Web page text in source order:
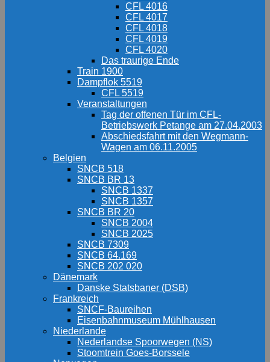
CFL 4016
CFL 4017
CFL 4018
CFL 4019
CFL 4020
Das traurige Ende
Train 1900
Dampflok 5519
CFL 5519
Veranstaltungen
Tag der offenen Tür im CFL-
Betriebswerk Petange am 27.04.2003
Abschiedsfahrt mit den Wegmann-
Wagen am 06.11.2005
Belgien
SNCB 518
SNCB BR 13
SNCB 1337
SNCB 1357
SNCB BR 20
SNCB 2004
SNCB 2025
SNCB 7309
SNCB 64.169
SNCB 202 020
Dänemark
Danske Statsbaner (DSB)
Frankreich
SNCF-Baureihen
Eisenbahnmuseum Mühlhausen
Niederlande
Nederlandse Spoorwegen (NS)
Stoomtrein Goes-Borssele